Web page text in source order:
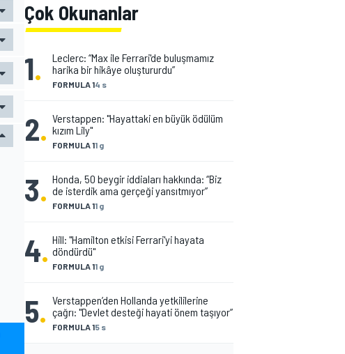
Çok Okunanlar
1. FORMULA 14 s
Leclerc: “Max ile Ferrari'de buluşmamız
harika bir hikâye oluştururdu”
2. FORMULA 11 g
Verstappen: "Hayattaki en büyük ödülüm
kızım Lily"
3. FORMULA 11 g
Honda, 50 beygir iddiaları hakkında: “Biz
de isterdik ama gerçeği yansıtmıyor”
4. FORMULA 11 g
Hill: "Hamilton etkisi Ferrari'yi hayata
döndürdü"
5. FORMULA 15 s
Verstappen’den Hollanda yetkililerine
çağrı: "Devlet desteği hayati önem taşıyor”